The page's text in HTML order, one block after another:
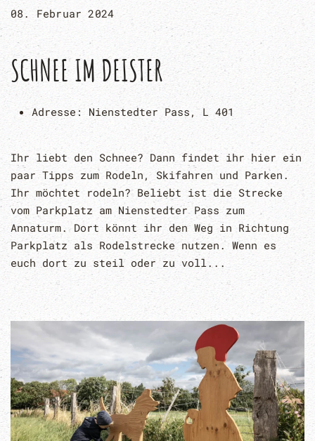
08. Februar 2024
SCHNEE IM DEISTER
Adresse: Nienstedter Pass, L 401
Ihr liebt den Schnee? Dann findet ihr hier ein
paar Tipps zum Rodeln, Skifahren und Parken.
Ihr möchtet rodeln? Beliebt ist die Strecke
vom Parkplatz am Nienstedter Pass zum
Annaturm. Dort könnt ihr den Weg in Richtung
Parkplatz als Rodelstrecke nutzen. Wenn es
euch dort zu steil oder zu voll...